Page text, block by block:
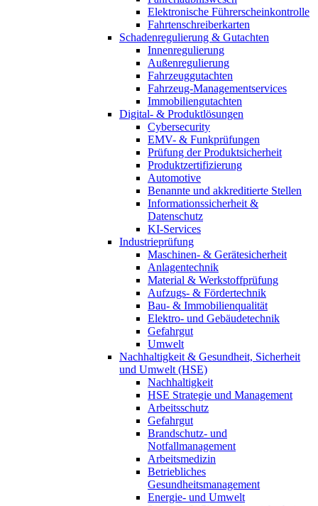
Elektronische Führerscheinkontrolle
Fahrtenschreiberkarten
Schadenregulierung & Gutachten
Innenregulierung
Außenregulierung
Fahrzeuggutachten
Fahrzeug-Managementservices
Immobiliengutachten
Digital- & Produktlösungen
Cybersecurity
EMV- & Funkprüfungen
Prüfung der Produktsicherheit
Produktzertifizierung
Automotive
Benannte und akkreditierte Stellen
Informationssicherheit &
Datenschutz
KI-Services
Industrieprüfung
Maschinen- & Gerätesicherheit
Anlagentechnik
Material & Werkstoffprüfung
Aufzugs- & Fördertechnik
Bau- & Immobilienqualität
Elektro- und Gebäudetechnik
Gefahrgut
Umwelt
Nachhaltigkeit & Gesundheit, Sicherheit
und Umwelt (HSE)
Nachhaltigkeit
HSE Strategie und Management
Arbeitsschutz
Gefahrgut
Brandschutz- und
Notfallmanagement
Arbeitsmedizin
Betriebliches
Gesundheitsmanagement
Energie- und Umwelt